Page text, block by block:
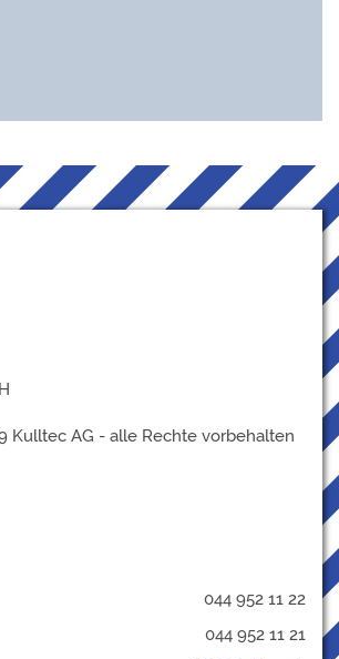
Kulltec AG - alle Rechte vorbehalten
044 952 11 22
044 952 11 21